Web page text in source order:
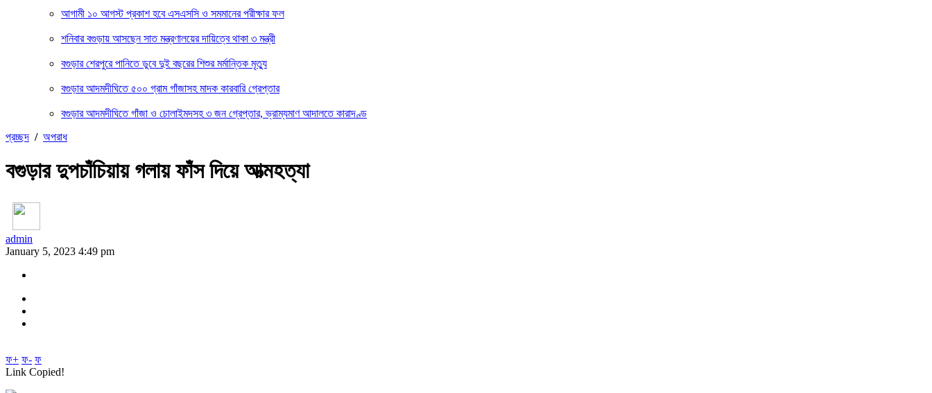
আগামী ১০ আগস্ট প্রকাশ হবে এসএসসি ও সমমানের পরীক্ষার ফল
শনিবার বগুড়ায় আসছেন সাত মন্ত্রণালয়ের দায়িত্বে থাকা ৩ মন্ত্রী
বগুড়ার শেরপুরে পানিতে ডুবে দুই বছরের শিশুর মর্মান্তিক মৃত্যু
বগুড়ার আদমদীঘিতে ৫০০ গ্রাম গাঁজাসহ মাদক কারবারি গ্রেপ্তার
বগুড়ার আদমদীঘিতে গাঁজা ও চোলাইমদসহ ৩ জন গ্রেপ্তার, ভ্রাম্যমাণ আদালতে কারাদণ্ড
প্রচ্ছদ / অপরাধ
বগুড়ার দুপচাঁচিয়ায় গলায় ফাঁস দিয়ে আত্মহত্যা
admin
January 5, 2023 4:49 pm
ফ+ ফ- ফ
Link Copied!